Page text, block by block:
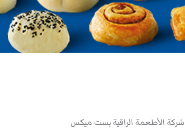
الأطعمة الراقية بست ميكس